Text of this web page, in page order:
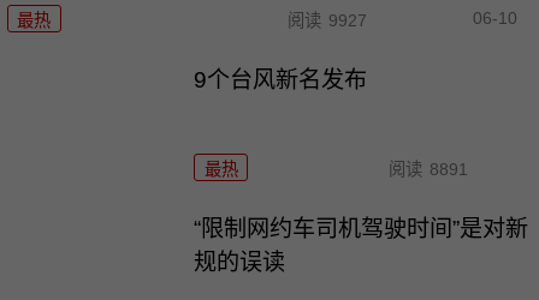
最热 阅读 9927 06-10
9个台风新名发布
最热 阅读 8891
“限制网约车司机驾驶时间”是对新
规的误读